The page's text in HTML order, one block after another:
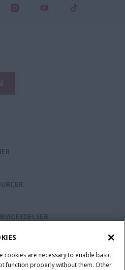
cookies are necessary to enable basic
function properly without them. Other